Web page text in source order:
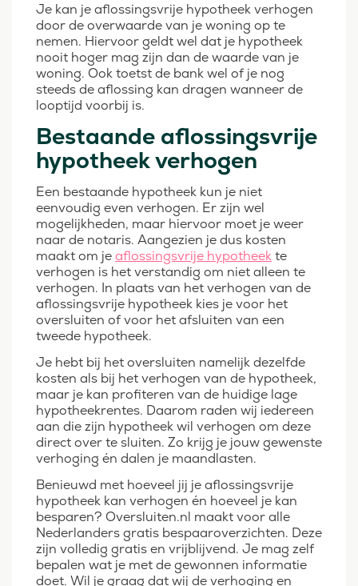
Je kan je aflossingsvrije hypotheek verhogen
door de overwaarde van je woning op te
nemen. Hiervoor geldt wel dat je hypotheek
nooit hoger mag zijn dan de waarde van je
woning. Ook toetst de bank wel of je nog
steeds de aflossing kan dragen wanneer de
looptijd voorbij is.
Bestaande aflossingsvrije
hypotheek verhogen
Een bestaande hypotheek kun je niet
eenvoudig even verhogen. Er zijn wel
mogelijkheden, maar hiervoor moet je weer
naar de notaris. Aangezien je dus kosten
maakt om jeaflossingsvrije hypotheekte
verhogen is het verstandig om niet alleen te
verhogen. In plaats van het verhogen van de
aflossingsvrije hypotheek kies je voor het
oversluiten of voor het afsluiten van een
tweede hypotheek.
Je hebt bij het oversluiten namelijk dezelfde
kosten als bij het verhogen van de hypotheek,
maar je kan profiteren van de huidige lage
hypotheekrentes. Daarom raden wij iedereen
aan die zijn hypotheek wil verhogen om deze
direct over te sluiten. Zo krijg je jouw gewenste
verhoging én dalen je maandlasten.
Benieuwd met hoeveel jij je aflossingsvrije
hypotheek kan verhogen én hoeveel je kan
besparen? Oversluiten.nl maakt voor alle
Nederlanders gratis bespaaroverzichten. Deze
zijn volledig gratis en vrijblijvend. Je mag zelf
bepalen wat je met de gewonnen informatie
doet. Wil je graag dat wij de verhoging en